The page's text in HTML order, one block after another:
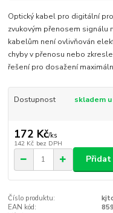
Optický kabel pro digitální
zvukovým přenosem signálu
kabelům není ovlivňován
chyby v přenosu nebo
řešení pro dosažení
Dostupnost skladem
172 Kč/ks
142 Kč bez DPH
Číslo produktu:
EAN kód: